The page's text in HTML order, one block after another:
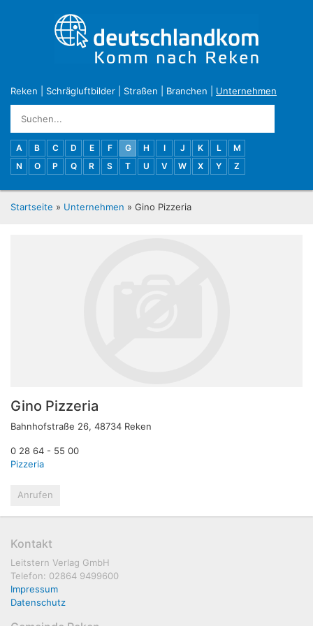
Reken Schrägluftbilder Straßen Branchen Unternehmen
A B C D E F G H I J K L
M
N
O P Q R S T U V W X Y Z
Startseite » Unternehmen » Gino Pizzeria
Gino Pizzeria
Bahnhofstraße 26, 48734 Reken
0 28 64 - 55 00
Pizzeria
Anrufen
Kontakt
Leitstern Verlag GmbH
Telefon: 02864 9499600
Impressum
Datenschutz